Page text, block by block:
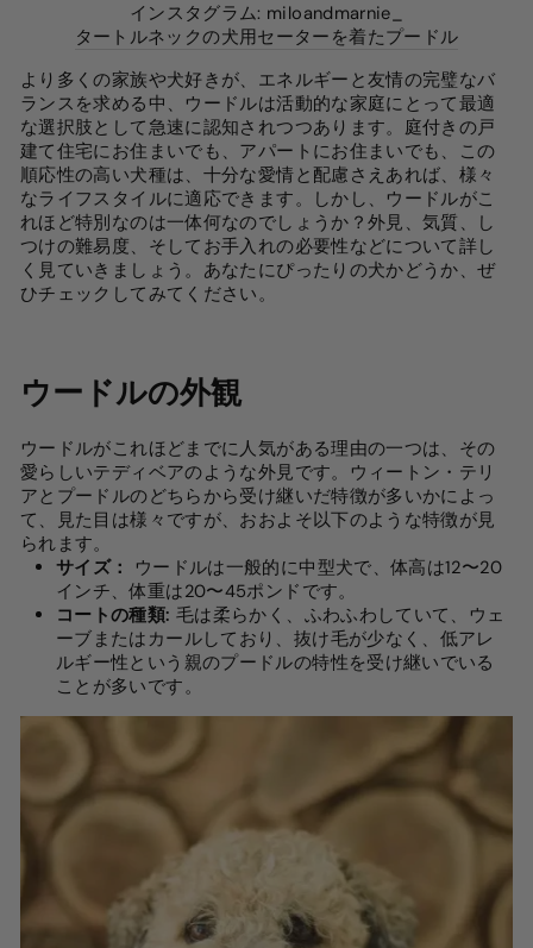
インスタグラム: miloandmarnie_
タートルネックの犬用セーターを着たプードル
より多くの家族や犬好きが、エネルギーと友情の完璧なバ
ランスを求める中、ウードルは活動的な家庭にとって最適
な選択肢として急速に認知されつつあります。庭付きの戸
建て住宅にお住まいでも、アパートにお住まいでも、この
順応性の高い犬種は、十分な愛情と配慮さえあれば、様々
なライフスタイルに適応できます。しかし、ウードルがこ
れほど特別なのは一体何なのでしょうか？外見、気質、し
つけの難易度、そしてお手入れの必要性などについて詳し
く見ていきましょう。あなたにぴったりの犬かどうか、ぜ
ひチェックしてみてください。
ウードルの外観
ウードルがこれほどまでに人気がある理由の一つは、その
愛らしいテディベアのような外見です。ウィートン・テリ
アとプードルのどちらから受け継いだ特徴が多いかによっ
て、見た目は様々ですが、おおよそ以下のような特徴が見
られます。
サイズ：
ウードルは一般的に中型犬で、体高は12〜20
インチ、体重は20〜45ポンドです。
コートの種類: 毛は柔らかく、ふわふわしていて、ウェ
ーブまたはカールしており、抜け毛が少なく、低アレ
ルギー性という親のプードルの特性を受け継いでいる
ことが多いです。